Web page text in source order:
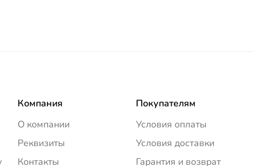
Компания
О компании
Реквизиты
Контакты
Покупателям
Условия оплаты
Условия доставки
Гарантия и возврат